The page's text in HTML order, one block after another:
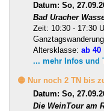
Datum: So,
Bad Uracher
Zeit: 10:30 - 17:30
Altersklasse: ab 40
... mehr Infos und
🟡 Nur noch 2 TN bis
Datum: So,
Die WeinTour am